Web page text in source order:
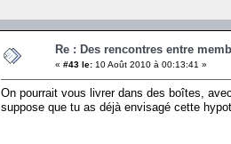
Re : Des rencontres entre
« #43 le: 10 Août 2010 à 00:13:41 »
On pourrait vous livrer dans des boîtes,
suppose que tu as déjà envisagé cette